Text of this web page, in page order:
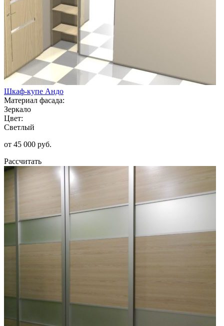
Шкаф-купе Андо
Материал фасада:
Зеркало
Цвет:
Светлый
от 45 000 руб.
Рассчитать